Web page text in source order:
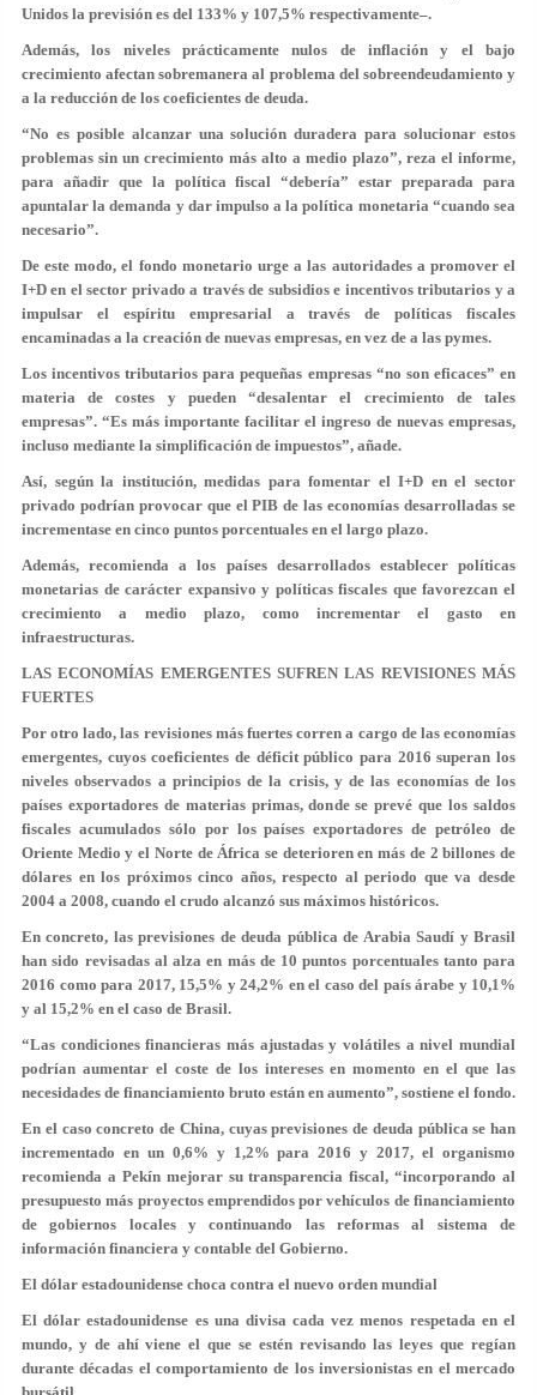
Unidos la previsión es del 133% y 107,5% respectivamente–.
Además, los niveles prácticamente nulos de inflación y el bajo
crecimiento afectan sobremanera al problema del sobreendeudamiento y
a la reducción de los coeficientes de deuda.
“No es posible alcanzar una solución duradera para solucionar estos
problemas sin un crecimiento más alto a medio plazo”, reza el informe,
para añadir que la política fiscal “debería” estar preparada para
apuntalar la demanda y dar impulso a la política monetaria “cuando sea
necesario”.
De este modo, el fondo monetario urge a las autoridades a promover el
I+D en el sector privado a través de subsidios e incentivos tributarios y a
impulsar el espíritu empresarial a través de políticas fiscales
encaminadas a la creación de nuevas empresas, en vez de a las pymes.
Los incentivos tributarios para pequeñas empresas “no son eficaces” en
materia de costes y pueden “desalentar el crecimiento de tales
empresas”. “Es más importante facilitar el ingreso de nuevas empresas,
incluso mediante la simplificación de impuestos”, añade.
Así, según la institución, medidas para fomentar el I+D en el sector
privado podrían provocar que el PIB de las economías desarrolladas se
incrementase en cinco puntos porcentuales en el largo plazo.
Además, recomienda a los países desarrollados establecer políticas
monetarias de carácter expansivo y políticas fiscales que favorezcan el
crecimiento a medio plazo, como incrementar el gasto en
infraestructuras.
LAS ECONOMÍAS EMERGENTES SUFREN LAS REVISIONES MÁS
FUERTES
Por otro lado, las revisiones más fuertes corren a cargo de las economías
emergentes, cuyos coeficientes de déficit público para 2016 superan los
niveles observados a principios de la crisis, y de las economías de los
países exportadores de materias primas, donde se prevé que los saldos
fiscales acumulados sólo por los países exportadores de petróleo de
Oriente Medio y el Norte de África se deterioren en más de 2 billones de
dólares en los próximos cinco años, respecto al periodo que va desde
2004 a 2008, cuando el crudo alcanzó sus máximos históricos.
En concreto, las previsiones de deuda pública de Arabia Saudí y Brasil
han sido revisadas al alza en más de 10 puntos porcentuales tanto para
2016 como para 2017, 15,5% y 24,2% en el caso del país árabe y 10,1%
y al 15,2% en el caso de Brasil.
“Las condiciones financieras más ajustadas y volátiles a nivel mundial
podrían aumentar el coste de los intereses en momento en el que las
necesidades de financiamiento bruto están en aumento”, sostiene el fondo.
En el caso concreto de China, cuyas previsiones de deuda pública se han
incrementado en un 0,6% y 1,2% para 2016 y 2017, el organismo
recomienda a Pekín mejorar su transparencia fiscal, “incorporando al
presupuesto más proyectos emprendidos por vehículos de financiamiento
de gobiernos locales y continuando las reformas al sistema de
información financiera y contable del Gobierno.
El dólar estadounidense choca contra el nuevo orden mundial
El dólar estadounidense es una divisa cada vez menos respetada en el
mundo, y de ahí viene el que se estén revisando las leyes que regían
durante décadas el comportamiento de los inversionistas en el mercado